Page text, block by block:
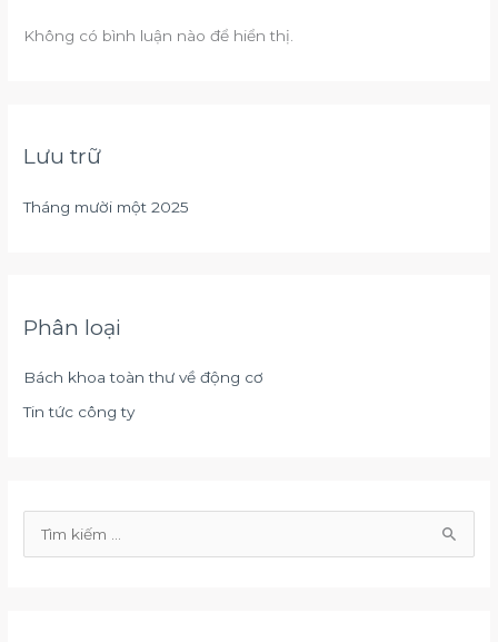
Không có bình luận nào để hiển thị.
Lưu trữ
Tháng mười một 2025
Phân loại
Bách khoa toàn thư về động cơ
Tin tức công ty